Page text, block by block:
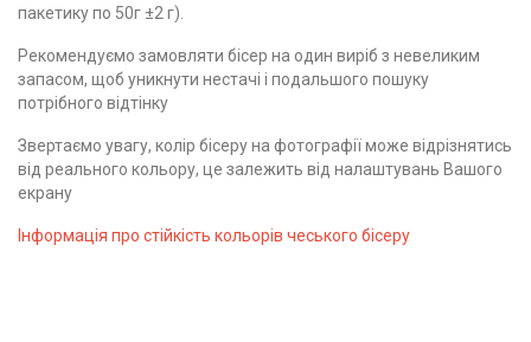
пакетику по 50г ±2 г).
Рекомендуємо замовляти бісер на один виріб з невеликим
запасом, щоб уникнути нестачі і подальшого пошуку
потрібного відтінку
Звертаємо увагу, колір бісеру на фотографії може відрізнятись
від реального кольору, це залежить від налаштувань Вашого
екрану
Інформація про стійкість кольорів чеського бісеру